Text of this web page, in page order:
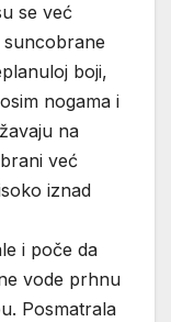
se već
suncobrane
boji,
nogama i
na
već
iznad
i poče da
vode prhnu
Posmatrala